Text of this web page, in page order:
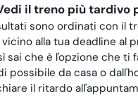
il treno più tardivo
sono ordinati con il
alla tua deadline al
sai che è l'opzione che ti
possibile da casa o
il ritardo